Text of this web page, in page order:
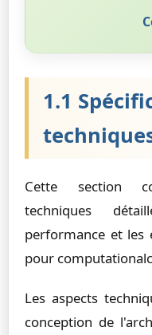
1.1
Cette section
techniques
performance et
pour
Les aspects
conception de